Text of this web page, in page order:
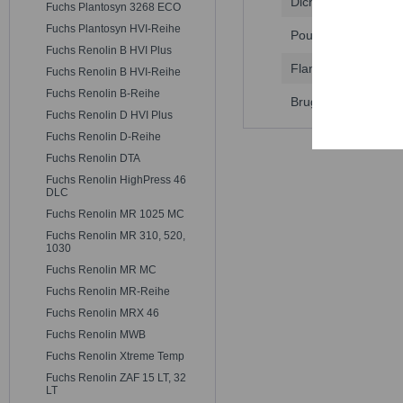
Fuchs Plantosyn 3268 ECO
Fuchs Plantosyn HVI-Reihe
Fuchs Renolin B HVI Plus
Fuchs Renolin B HVI-Reihe
Fuchs Renolin B-Reihe
Fuchs Renolin D HVI Plus
Fuchs Renolin D-Reihe
Fuchs Renolin DTA
Fuchs Renolin HighPress 46
DLC
Fuchs Renolin MR 1025 MC
Fuchs Renolin MR 310, 520,
1030
Fuchs Renolin MR MC
Fuchs Renolin MR-Reihe
Fuchs Renolin MRX 46
Fuchs Renolin MWB
Fuchs Renolin Xtreme Temp
Fuchs Renolin ZAF 15 LT, 32
LT
Pourpoint
Flammpunkt (COC)
Brugger-Wert